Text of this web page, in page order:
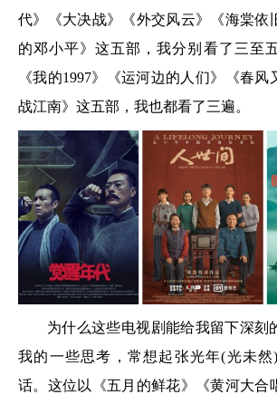
代》《大决战》《外交风云》《海棠依
的邓小平》这五部，我分别看了三至
《我的1997》《运河边的人们》《春
战江南》这五部，我也都看了三遍。
为什么这些电视剧能给我留下深刻
我的一些思考，常想起张光年(光未
话。这位以《五月的鲜花》《黄河大合